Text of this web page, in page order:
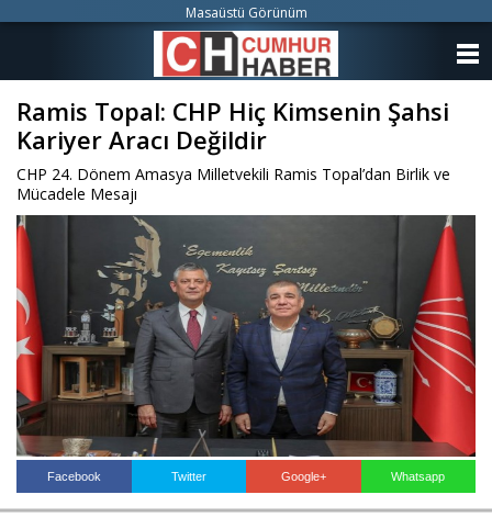
Ramis Topal: CHP Hiç Kimsenin Şahsi
Kariyer Aracı Değildir
CHP 24. Dönem Amasya Milletvekili Ramis Topal’dan Birlik ve
Mücadele Mesajı
Facebook Twitter Google+ Whatsapp
Masaüstü Görünüm
KATEGORİLER
VİDEO GALERİ
KÜNYE
İLETİŞİM